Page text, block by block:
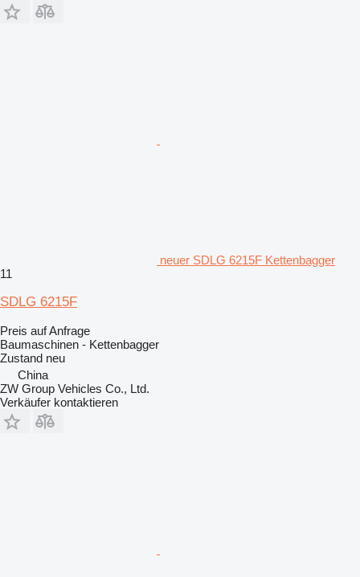
neuer SDLG 6215F Kettenbagger
11
SDLG 6215F
Preis auf Anfrage
Baumaschinen - Kettenbagger
Zustand neu
China
ZW Group Vehicles Co., Ltd.
Verkäufer kontaktieren